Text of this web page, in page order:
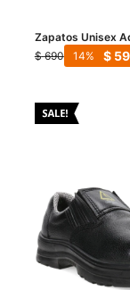
Zapatos Unisex
Puntera - Negro
$ 690 $
14